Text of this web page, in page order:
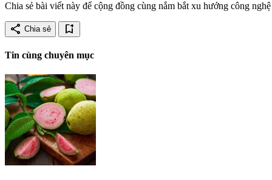
Chia sẻ bài viết này để cộng đồng cùng nắm bắt xu hướng công
share Chia sẻ bookmark_add
Tin cùng chuyên mục